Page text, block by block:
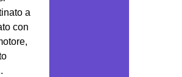
a
con